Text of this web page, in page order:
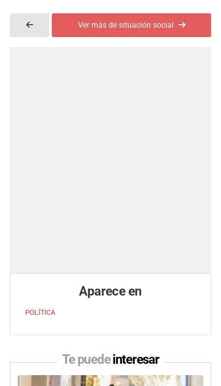
Ver más de situación social
Aparece en
POLÍTICA
Te puedeinteresar